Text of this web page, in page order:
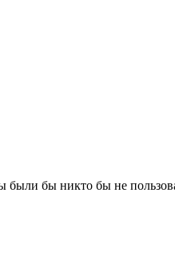
были бы никто бы не